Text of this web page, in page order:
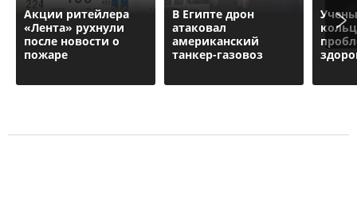
Акции ритейлера
«Лента» рухнули
после новости о
пожаре
В Египте дрон
атаковал
американский
танкер-газовоз